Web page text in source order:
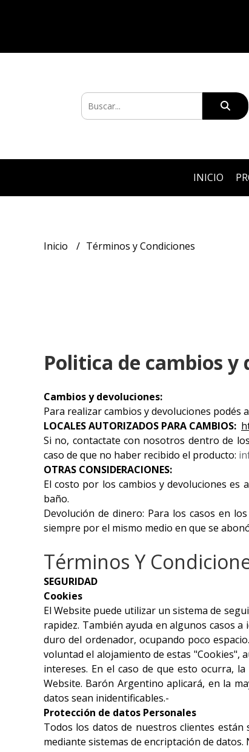
INICIO
Inicio Términos y Condiciones
Politica de cambios y
Cambios y devoluciones:
Para realizar cambios y devoluciones
LOCALES AUTORIZADOS PARA CAMBIOS:
Si no, contactate con nosotros dentro de
caso de que no haber recibido el producto:
OTRAS CONSIDERACIONES:
El costo por los cambios y devoluciones
baño.
Devolución de dinero: Para los casos en
siempre por el mismo medio en que se
Términos Y
SEGURIDAD
Cookies
El Website puede utilizar un sistema de
rapidez. También ayuda en algunos casos
duro del ordenador, ocupando poco
voluntad el alojamiento de estas "Cookies",
intereses. En el caso de que esto ocurra,
Website. Barón Argentino aplicará, en la
datos sean inidentificables.-
Protección de datos Personales
Todos los datos de nuestros clientes
mediante sistemas de encriptación de